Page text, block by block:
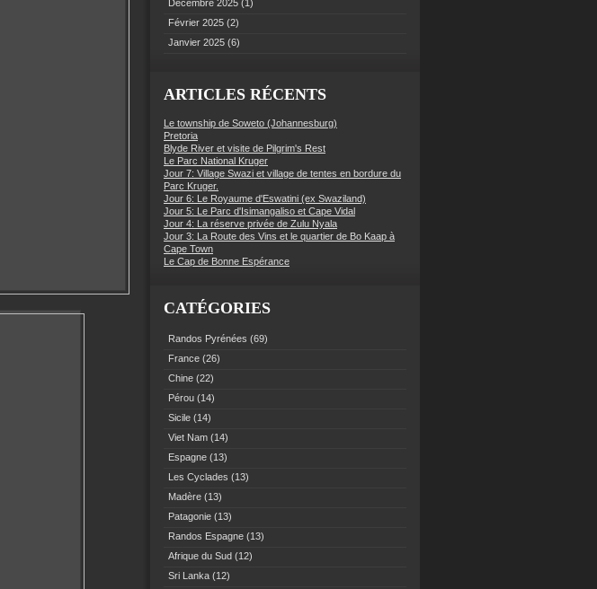
Décembre 2025 (1)
Février 2025 (2)
Janvier 2025 (6)
ARTICLES RÉCENTS
Le township de Soweto (Johannesburg)
Pretoria
Blyde River et visite de Pilgrim's Rest
Le Parc National Kruger
Jour 7: Village Swazi et village de tentes en bordure du
Parc Kruger.
Jour 6: Le Royaume d'Eswatini (ex Swaziland)
Jour 5: Le Parc d'Isimangaliso et Cape Vidal
Jour 4: La réserve privée de Zulu Nyala
Jour 3: La Route des Vins et le quartier de Bo Kaap à
Cape Town
Le Cap de Bonne Espérance
CATÉGORIES
Randos Pyrénées (69)
France (26)
Chine (22)
Pérou (14)
Sicile (14)
Viet Nam (14)
Espagne (13)
Les Cyclades (13)
Madère (13)
Patagonie (13)
Randos Espagne (13)
Afrique du Sud (12)
Sri Lanka (12)